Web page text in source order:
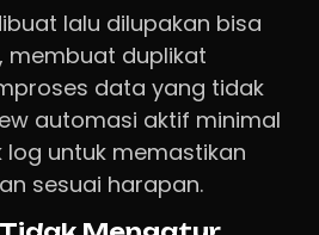
lalu dilupakan bisa
membuat duplikat
data yang tidak
automasi aktif minimal
log untuk memastikan
sesuai harapan.